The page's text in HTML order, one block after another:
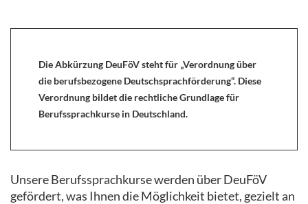
Die Abkürzung DeuFöV steht für „Verordnung über
die berufsbezogene Deutschsprachförderung“. Diese
Verordnung bildet die rechtliche Grundlage für
Berufssprachkurse in Deutschland.
Unsere Berufssprachkurse werden über DeuFöV
gefördert, was Ihnen die Möglichkeit bietet, gezielt an